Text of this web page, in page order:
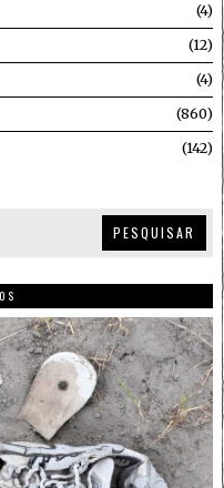
4
12
4
860
142
PESQUISAR